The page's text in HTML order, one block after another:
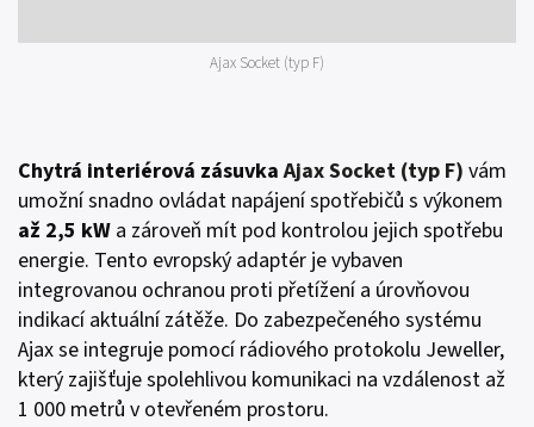
Ajax Socket (typ F)
Chytrá interiérová zásuvkaAjax Socket (typ F) vám
umožní snadno ovládat napájení spotřebičů s výkonem
až 2,5 kW a zároveň mít pod kontrolou jejich spotřebu
energie. Tento evropský adaptér je vybaven
integrovanou ochranou proti přetížení a úrovňovou
indikací aktuální zátěže. Do zabezpečeného systému
Ajax se integruje pomocí rádiového protokolu Jeweller,
který zajišťuje spolehlivou komunikaci na vzdálenost až
1 000 metrů v otevřeném prostoru.